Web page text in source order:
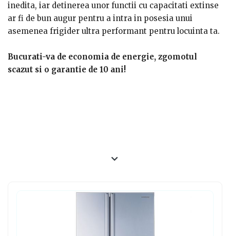
inedita, iar detinerea unor functii cu capacitati extinse
ar fi de bun augur pentru a intra in posesia unui
asemenea frigider ultra performant pentru locuinta ta.
Bucurati-va de economia de energie, zgomotul
scazut si o garantie de 10 ani!